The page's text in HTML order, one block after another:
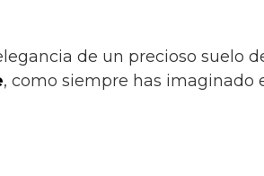
de un precioso suelo
, como siempre has imaginado